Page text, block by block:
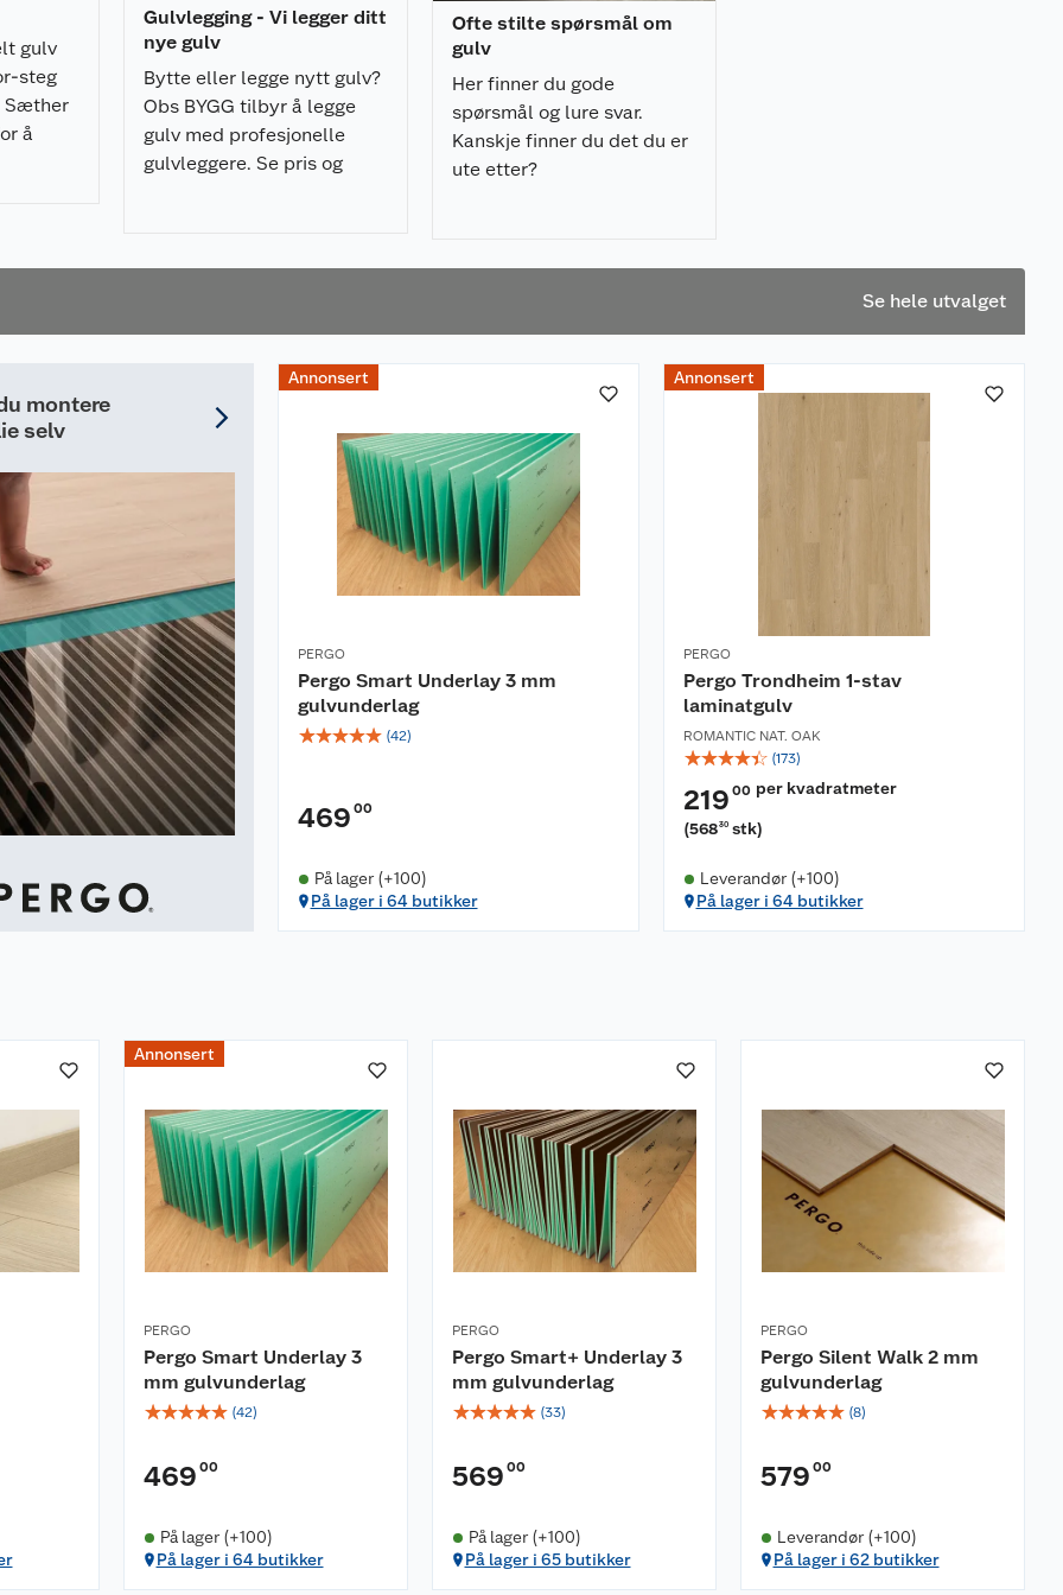
og at
fra Pergo.
enkelt å installere
som kunde å
som
å lese
vannbestandig
en syntetisk såpe,
såper som
som skaper et
gulv
steg
Sæther
å
Gulvlegging - Vi legger ditt
nye gulv
Bytte eller legge nytt gulv?
Obs BYGG tilbyr å legge
gulv med profesjonelle
gulvleggere. Se pris og
Ofte stilte spørsmål om
gulv
Her finner du gode
spørsmål og lure svar.
Kanskje finner du det du er
ute etter?
Se hele utvalget
montere
selv
Annonsert
PERGO
Pergo Smart Underlay 3 mm
gulvunderlag
☆☆☆☆☆ (42)
469 00
På lager (+100)
På lager i 64 butikker
Annonsert
PERGO
Pergo Trondheim 1-stav
laminatgulv
ROMANTIC NAT. OAK
☆☆☆☆☆ (173)
219 00 per kvadratmeter
(56830 stk)
Leverandør (+100)
På lager i 64 butikker
Annonsert
PERGO
Pergo Smart Underlay 3
mm gulvunderlag
☆☆☆☆☆ (42)
469 00
På lager (+100)
På lager i 64 butikker
PERGO
Pergo Smart+ Underlay 3
mm gulvunderlag
☆☆☆☆☆ (33)
569 00
På lager (+100)
På lager i 65 butikker
PERGO
Pergo Silent Walk 2 mm
gulvunderlag
☆☆☆☆☆ (8)
579 00
Leverandør (+100)
På lager i 62 butikker